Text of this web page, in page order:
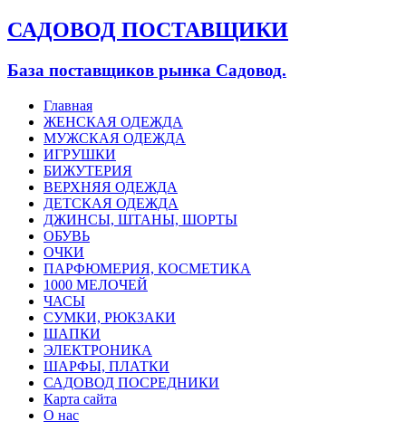
САДОВОД ПОСТАВЩИКИ
База поставщиков рынка Садовод.
Главная
ЖЕНСКАЯ ОДЕЖДА
МУЖСКАЯ ОДЕЖДА
ИГРУШКИ
БИЖУТЕРИЯ
ВЕРХНЯЯ ОДЕЖДА
ДЕТСКАЯ ОДЕЖДА
ДЖИНСЫ, ШТАНЫ, ШОРТЫ
ОБУВЬ
ОЧКИ
ПАРФЮМЕРИЯ, КОСМЕТИКА
1000 МЕЛОЧЕЙ
ЧАСЫ
СУМКИ, РЮКЗАКИ
ШАПКИ
ЭЛЕКТРОНИКА
ШАРФЫ, ПЛАТКИ
САДОВОД ПОСРЕДНИКИ
Карта сайта
О нас